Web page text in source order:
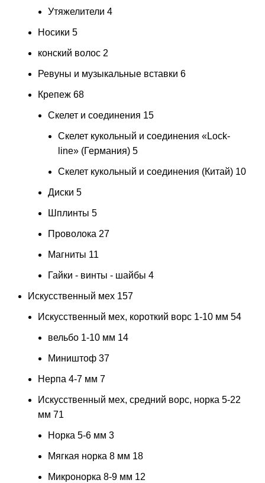
Утяжелители 4
Носики 5
конский волос 2
Ревуны и музыкальные вставки 6
Крепеж 68
Скелет и соединения 15
Скелет кукольный и соединения «Lock-
line» (Германия) 5
Скелет кукольный и соединения (Китай) 10
Диски 5
Шплинты 5
Проволока 27
Магниты 11
Гайки - винты - шайбы 4
Искусственный мех 157
Искусственный мех, короткий ворс 1-10 мм 54
вельбо 1-10 мм 14
Миништоф 37
Нерпа 4-7 мм 7
Искусственный мех, средний ворс, норка 5-22
мм 71
Норка 5-6 мм 3
Мягкая норка 8 мм 18
Микронорка 8-9 мм 12